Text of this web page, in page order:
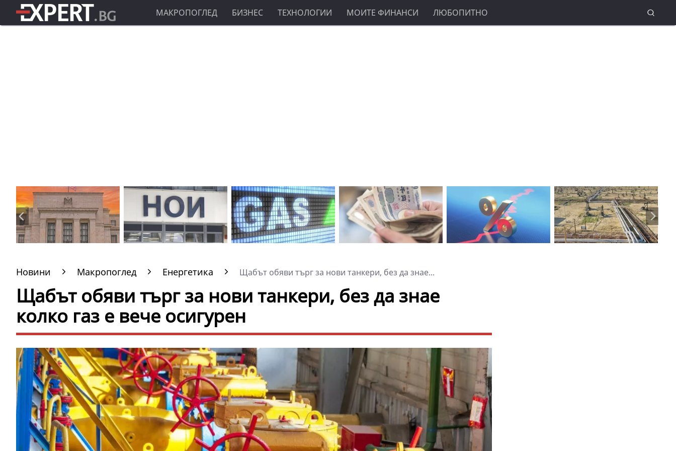
МАКРОПОГЛЕД БИЗНЕС ТЕХНОЛОГИИ МОИТЕ ФИНАНСИ ЛЮБОПИТНО
Новини Макропоглед Енергетика Щабът обяви търг за нови танкери, без да знае...
Щабът обяви търг за нови танкери, без да знае
колко газ е вече осигурен